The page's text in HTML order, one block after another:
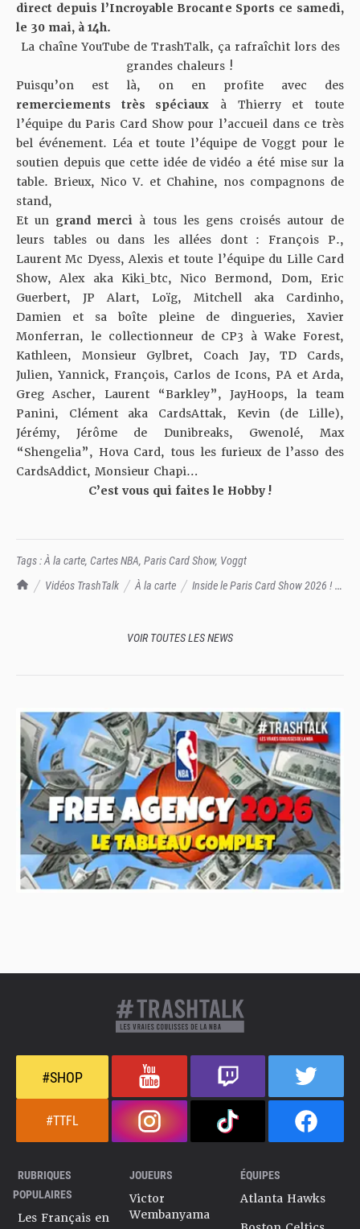
TrashTalk Actu NBA
Vidéos TrashTalk À la carte
Inside le Paris Card Show 2026 ! (À
direct depuis l’Incroyable Brocante Sports ce samedi,
le 30 mai, à 14h.
La chaîne YouTube de TrashTalk, ça rafraîchit lors des
grandes chaleurs !
Puisqu’on est là, on en profite avec des
remerciements très spéciaux à Thierry et toute
l’équipe du Paris Card Show pour l’accueil dans ce très
bel événement. Léa et toute l’équipe de Voggt pour le
soutien depuis que cette idée de vidéo a été mise sur la
table. Brieux, Nico V. et Chahine, nos compagnons de
stand,
Et un grand merci à tous les gens croisés autour de
leurs tables ou dans les allées dont :François P.,
Laurent Mc Dyess, Alexis et toute l’équipe du Lille Card
Show, Alex aka Kiki_btc, Nico Bermond, Dom, Eric
Guerbert, JP Alart, Loïg, Mitchell aka Cardinho,
Damien et sa boîte pleine de dingueries, Xavier
Monferran, le collectionneur de CP3 à Wake Forest,
Kathleen, Monsieur Gylbret, Coach Jay, TD Cards,
Julien, Yannick, François, Carlos de Icons, PA et Arda,
Greg Ascher, Laurent “Barkley”, JayHoops, la team
Panini, Clément aka CardsAttak, Kevin (de Lille),
Jérémy, Jérôme de Dunibreaks, Gwenolé, Max
“Shengelia”, Hova Card, tous les furieux de l’asso des
CardsAddict, Monsieur Chapi…
C’est vous qui faites le Hobby !
Tags :À la carte, Cartes NBA, Paris Card Show, Voggt
VOIR TOUTES LES NEWS
#SHOP
#TTFL
RUBRIQUES
POPULAIRES
Les Français en
JOUEURS
Victor
Wembanyama
ÉQUIPES
Atlanta Hawks